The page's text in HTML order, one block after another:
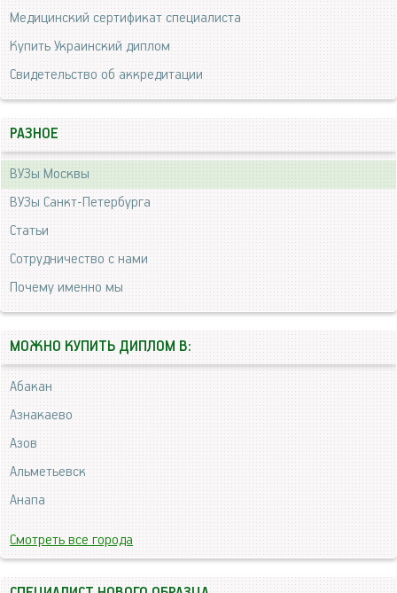
Медицинский сертификат специалиста
Купить Украинский диплом
Свидетельство об аккредитации
РАЗНОЕ
ВУЗы Москвы
ВУЗы Санкт-Петербурга
Статьи
Сотрудничество с нами
Почему именно мы
МОЖНО КУПИТЬ ДИПЛОМ В:
Абакан
Азнакаево
Азов
Альметьевск
Анапа
Смотреть все города